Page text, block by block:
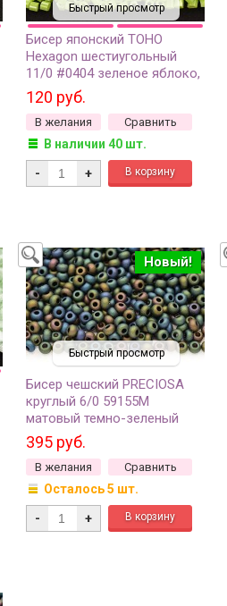
Быстрый просмотр
Бисер японский TOHO
Hexagon шестиугольный
11/0 #0404 зеленое яблоко,
радужный непрозрачный, 5
грамм
120 руб.
В желания Сравнить
В наличии 40 шт.
- +
Быстрый просмотр
Новый!
Бисер чешский PRECIOSA
круглый 6/0 59155М
матовый темно-зеленый
непрозрачный ирис, 50г
395 руб.
В желания Сравнить
Осталось 5 шт.
- +